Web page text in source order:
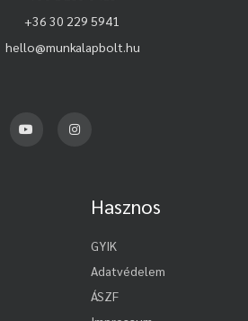
+36 30 229 5941
hello@munkalapbolt.hu
Hasznos
GYIK
Adatvédelem
ÁSZF